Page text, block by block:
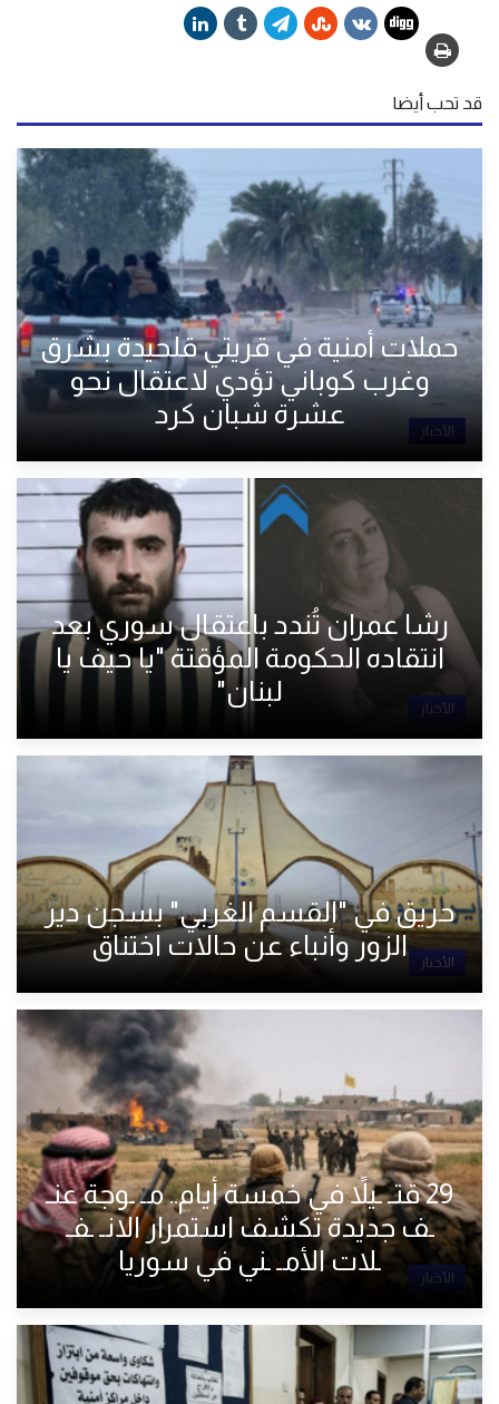
قد تحب أيضا
الأخبار
حملات أمنية في قريتي قلحيدة بشرق
وغرب كوباني تؤدي لاعتقال نحو
عشرة شبان كرد
الأخبار
رشا عمران تُندد باعتقال سوري بعد
انتقاده الحكومة المؤقتة "يا حيف يا
لبنان"
الأخبار
حريق في "القسم الغربي" بسجن دير
الزور وأنباء عن حالات اختناق
الأخبار
29 قتـ ـيلاً في خمسة أيام.. مـ ـوجة عنـ
ـف جديدة تكشف استمرار الانـ ـفـ
ـلات الأمـ ـني في سوريا